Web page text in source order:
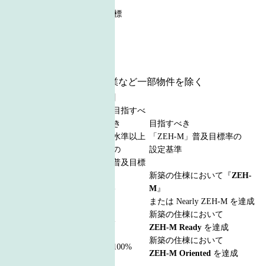
ZEH-M 普及実績・普及目標
●賃貸・再開発・共同事業など一部物件を除く
目指すべ
き
水準以上
の
普及目標
目指すべき
「ZEH-M」普及目標率の
設定基準
-
新築の住棟において『ZEH-
M』
または Nearly ZEH-M を達成
-
新築の住棟において
ZEH-M Ready を達成
100%
新築の住棟において
ZEH-M Oriented を達成